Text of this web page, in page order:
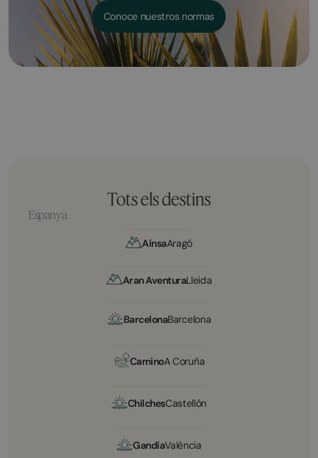
Conoce nuestros normas
Tots els destins
Espanya
AínsaAragó
Aran AventuraLleida
BarcelonaBarcelona
CaminoA Coruña
ChilchesCastellón
GandíaValència